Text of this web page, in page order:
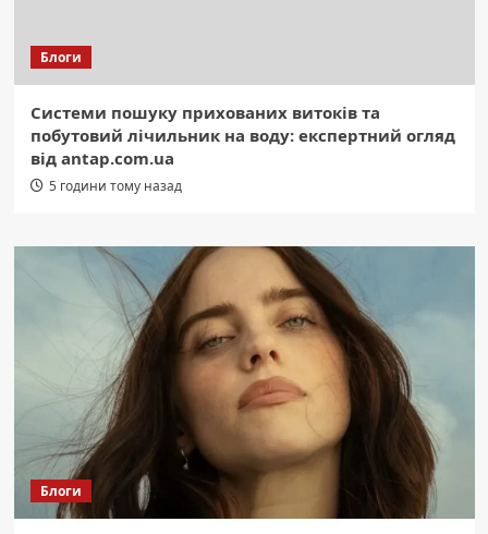
Блоги
Системи пошуку прихованих витоків та
побутовий лічильник на воду: експертний огляд
від antap.com.ua
5 години тому назад
Блоги